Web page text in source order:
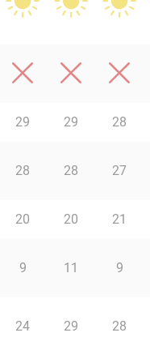
29 29 28
28 28 27
20 20 21
9 11 9
24 29 28